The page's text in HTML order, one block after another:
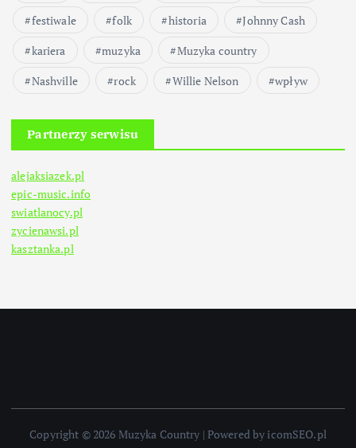
festiwale
folk historia
Johnny Cash
kariera
muzyka
Muzyka country
Nashville
rock Willie Nelson wpływ
Partnerzy serwisu
alejaksiazek.pl
epic-music.info
swiatlanocy.pl
zycienawsi.pl
kasztanka.pl
Copyright © 2026 Muzyka Country | Powered by icomSEO.pl